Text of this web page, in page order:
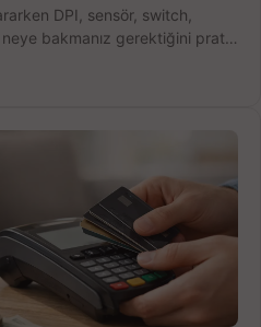
DPI, sensör, switch,
neye bakmanız gerektiğini pratik